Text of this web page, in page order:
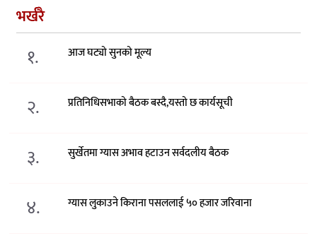
भर्खरै
१. आज घट्यो सुनको मूल्य
२. प्रतिनिधिसभाको बैठक बस्दै,यस्तो छ कार्यसूची
३. सुर्खेतमा ग्यास अभाव हटाउन सर्वदलीय बैठक
४. ग्यास लुकाउने किराना पसललाई ५० हजार जरिवाना